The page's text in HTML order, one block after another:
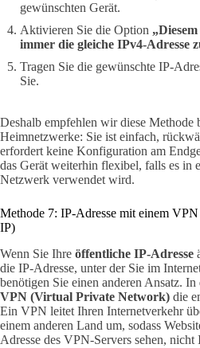
gewünschten Gerät.
Aktivieren Sie die Option
immer die gleiche IPv4-Adresse
Tragen Sie die gewünschte IP-
Sie.
Deshalb empfehlen wir diese Methode
Heimnetzwerke: Sie ist einfach,
erfordert keine Konfiguration am
das Gerät weiterhin flexibel, falls es in
Netzwerk verwendet wird.
Methode 7: IP-Adresse mit einem
IP)
Wenn Sie Ihre öffentliche IP-Adresse
die IP-Adresse, unter der Sie im
benötigen Sie einen anderen Ansatz.
VPN (Virtual Private Network) die
Ein VPN leitet Ihren Internetverkehr
einem anderen Land um, sodass
Adresse des VPN-Servers sehen, nicht